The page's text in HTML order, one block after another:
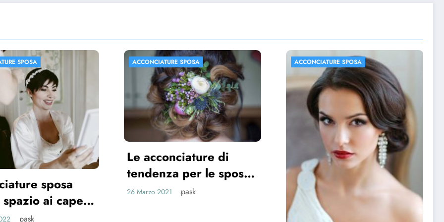
SPOSA
di
per le spose
pask
ACCONCIATURE SPOSA
ACCONCIATURE SPOSA
FOTO MATRIMONIO